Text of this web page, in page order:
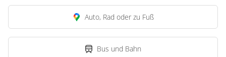
Auto, Rad oder zu Fuß
Bus und Bahn